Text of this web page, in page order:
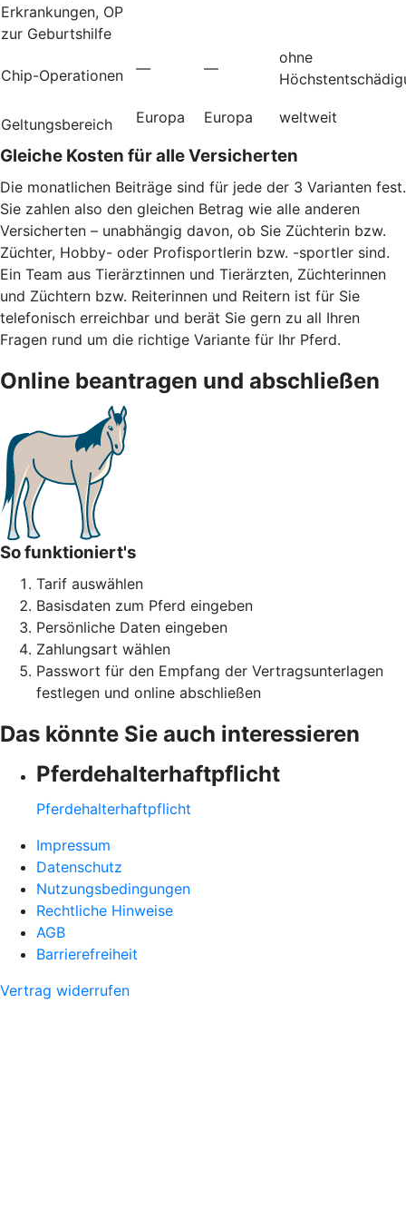
Erkrankungen, OP
zur Geburtshilfe
Chip-Operationen — —
ohne
Geltungsbereich Europa Europa weltweit
Gleiche Kosten für alle Versicherten
Die monatlichen Beiträge sind für jede der 3 Varianten fest.
Sie zahlen also den gleichen Betrag wie alle anderen
Versicherten – unabhängig davon, ob Sie Züchterin bzw.
Züchter, Hobby- oder Profisportlerin bzw. -sportler sind.
Ein Team aus Tierärztinnen und Tierärzten, Züchterinnen
und Züchtern bzw. Reiterinnen und Reitern ist für Sie
telefonisch erreichbar und berät Sie gern zu all Ihren
Fragen rund um die richtige Variante für Ihr Pferd.
Online beantragen und abschließen
So funktioniert's
Tarif auswählen
Basisdaten zum Pferd eingeben
Persönliche Daten eingeben
Zahlungsart wählen
Passwort für den Empfang der Vertragsunterlagen
festlegen und online abschließen
Das könnte Sie auch interessieren
Pferdehalter­haftpflicht
Pferdehalter­haftpflicht
Impressum
Datenschutz
Nutzungsbedingungen
Rechtliche Hinweise
AGB
Barrierefreiheit
Vertrag widerrufen